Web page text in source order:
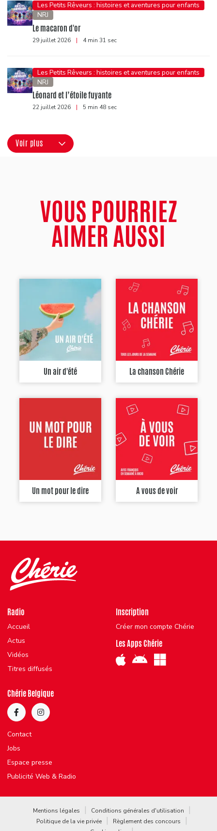
Les Petits Rêveurs : histoires et aventures pour enfants
NRJ
Le macaron d'or
29 juillet 2026 | 4 min 31 sec
Les Petits Rêveurs : histoires et aventures pour enfants
NRJ
Léonard et l’étoile fuyante
22 juillet 2026 | 5 min 48 sec
Voir plus
VOUS POURRIEZ
AIMER AUSSI
Un air d'été La chanson Chérie
Un mot pour le dire A vous de voir
Radio
Accueil
Actus
Vidéos
Titres diffusés
Inscription
Créer mon compte Chérie
Les Apps Chérie
Chérie Belgique
Contact
Jobs
Espace presse
Publicité Web & Radio
Mentions légales
Conditions générales d'utilisation
Politique de la vie privée
Règlement des concours